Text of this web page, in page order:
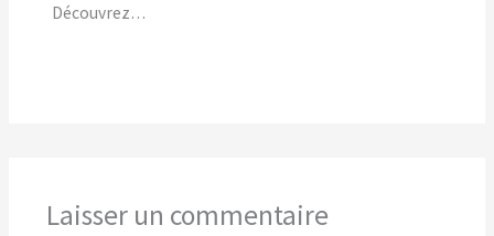
Découvrez…
Laisser un commentaire